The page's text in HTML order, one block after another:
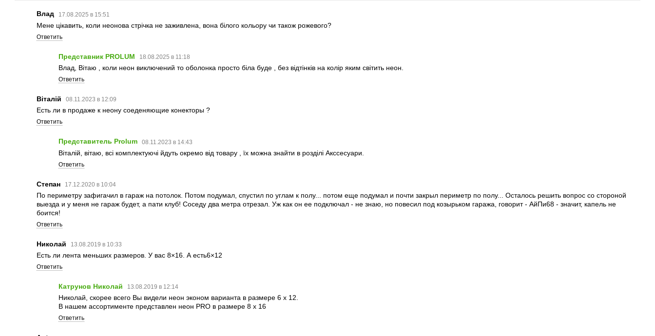
Влад 17.08.2025 в 15:51
Мене цікавить, коли неонова стрічка не заживлена, вона білого кольору чи також рожевого?
Ответить
Представник PROLUM 18.08.2025 в 11:18
Влад, Вітаю , коли неон виключений то оболонка просто біла буде , без відтінків на колір яким світить неон.
Ответить
Віталій 08.11.2023 в 12:09
Есть ли в продаже к неону соеденяющие конекторы ?
Ответить
Представитель Prolum 08.11.2023 в 14:43
Віталій, вітаю, всі комплектуючі йдуть окремо від товару , їх можна знайти в розділі Акссесуари.
Ответить
Степан 17.12.2020 в 10:04
По периметру зафигачил в гараж на потолок. Потом подумал, спустил по углам к полу... потом еще подумал и почти закрыл периметр по полу... Осталось решить вопрос со стороной
выезда и у меня не гараж будет, а пати клуб! Соседу два метра отрезал. Уж как он ее подключал - не знаю, но повесил под козырьком гаража, говорит - АйПи68 - значит, капель не
боится!
Ответить
Николай 13.08.2019 в 10:33
Есть ли лента меньших размеров. У вас 8×16. А есть6×12
Ответить
Катрунов Николай 13.08.2019 в 12:14
Николай, скорее всего Вы видели неон эконом варианта в размере 6 х 12.
В нашем ассортименте представлен неон PRO в размере 8 х 16
Ответить